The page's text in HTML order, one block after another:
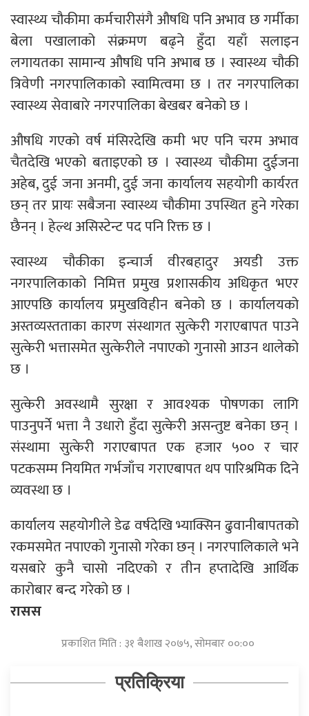
स्वास्थ्य चौकीमा कर्मचारीसंगै औषधि पनि अभाव छ गर्मीका
बेला पखालाको संक्रमण बढ्ने हुँदा यहाँ सलाइन
लगायतका सामान्य औषधि पनि अभाब छ । स्वास्थ्य चौकी
त्रिवेणी नगरपालिकाको स्वामित्वमा छ । तर नगरपालिका
स्वास्थ्य सेवाबारे नगरपालिका बेखबर बनेको छ ।
औषधि गएको वर्ष मंसिरदेखि कमी भए पनि चरम अभाव
चैतदेखि भएको बताइएको छ । स्वास्थ्य चौकीमा दुईजना
अहेब, दुई जना अनमी, दुई जना कार्यालय सहयोगी कार्यरत
छन् तर प्रायः सबैजना स्वास्थ्य चौकीमा उपस्थित हुने गरेका
छैनन् । हेल्थ असिस्टेन्ट पद पनि रिक्त छ ।
स्वास्थ्य चौकीका इन्चार्ज वीरबहादुर अयडी उक्त
नगरपालिकाको निमित्त प्रमुख प्रशासकीय अधिकृत भएर
आएपछि कार्यालय प्रमुखविहीन बनेको छ । कार्यालयको
अस्तव्यस्तताका कारण संस्थागत सुत्केरी गराएबापत पाउने
सुत्केरी भत्तासमेत सुत्केरीले नपाएको गुनासो आउन थालेको
छ ।
सुत्केरी अवस्थामै सुरक्षा र आवश्यक पोषणका लागि
पाउनुपर्ने भत्ता नै उधारो हुँदा सुत्केरी असन्तुष्ट बनेका छन् ।
संस्थामा सुत्केरी गराएबापत एक हजार ५०० र चार
पटकसम्म नियमित गर्भजाँच गराएबापत थप पारिश्रमिक दिने
व्यवस्था छ ।
कार्यालय सहयोगीले डेढ वर्षदेखि भ्याक्सिन ढुवानीबापतको
रकमसमेत नपाएको गुनासो गरेका छन् । नगरपालिकाले भने
यसबारे कुनै चासो नदिएको र तीन हप्तादेखि आर्थिक
कारोबार बन्द गरेको छ ।
रासस
प्रकाशित मिति : ३१ बैशाख २०७५, सोमबार ००:००
प्रतिक्रिया